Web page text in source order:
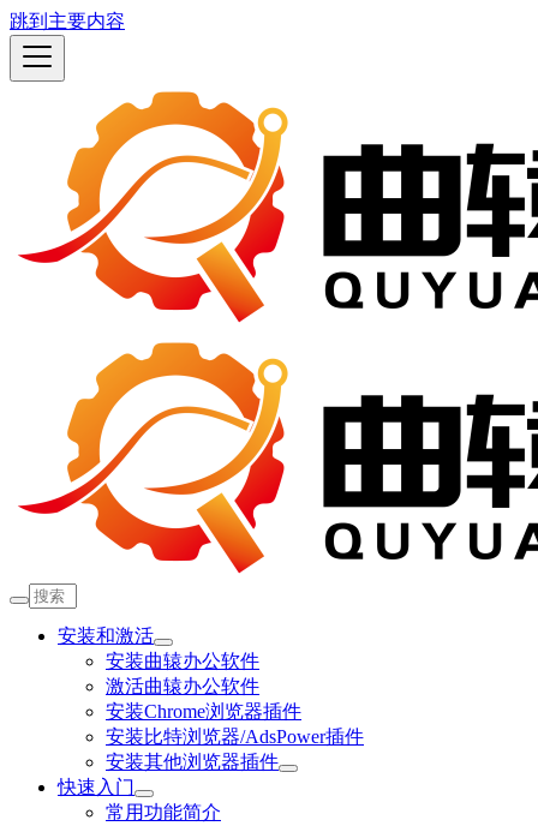
跳到主要内容
安装和激活
安装曲辕办公软件
激活曲辕办公软件
安装Chrome浏览器插件
安装比特浏览器/AdsPower插件
安装其他浏览器插件
快速入门
常用功能简介